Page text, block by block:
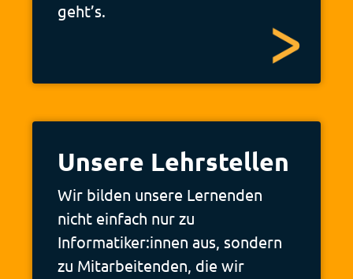
geht’s.
Unsere Lehrstellen
Wir bilden unsere Lernenden
nicht einfach nur zu
Informatiker:innen aus, sondern
zu Mitarbeitenden, die wir